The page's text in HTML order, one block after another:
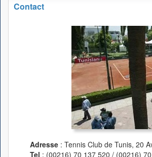
Contact
Adresse : Tennis Club de Tunis, 20
Tel : (00216) 70 137 520 / (00216)